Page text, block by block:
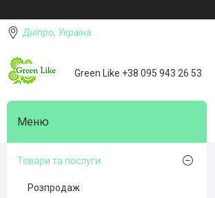
Дніпро, Україна
Green Like +38 095 943 26 53
Товари та послуги
Розпродаж